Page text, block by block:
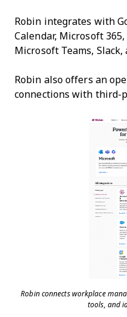
Robin integrates with
Calendar, Microsoft
Microsoft Teams,
Robin also offers an
connections with third-
Robin connects workplace
tools, and